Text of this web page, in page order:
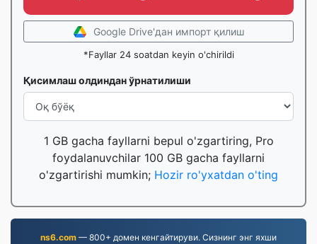
Google Drive'дан импорт қилиш
*Fayllar 24 soatdan keyin o'chirildi
Қисимлаш олдиндан ўрнатилиши
1 GB gacha fayllarni bepul o'zgartiring, Pro
foydalanuvchilar 100 GB gacha fayllarni
o'zgartirishi mumkin; Hozir ro'yxatdan o'ting
ns6.com — 800+ домен кенгайтируви. Сизнинг энг яхши